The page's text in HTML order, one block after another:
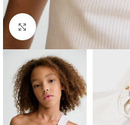
Click to enlarge